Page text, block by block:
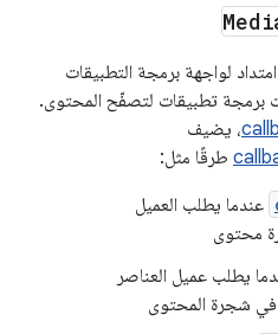
لواجهة برمجة التطبيقات
تطبيقات لتصفّح المحتوى.
، يضيف
طرقًا مثل:
عندما يطلب العميل
محتوى
يطلب عميل العناصر
في شجرة المحتوى